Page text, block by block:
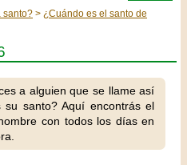
santo?
¿Cuándo es el santo de
a alguien que se llame así
santo? Aquí encontrás el
con todos los días en